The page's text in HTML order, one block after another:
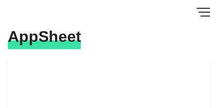
content
AppSheet